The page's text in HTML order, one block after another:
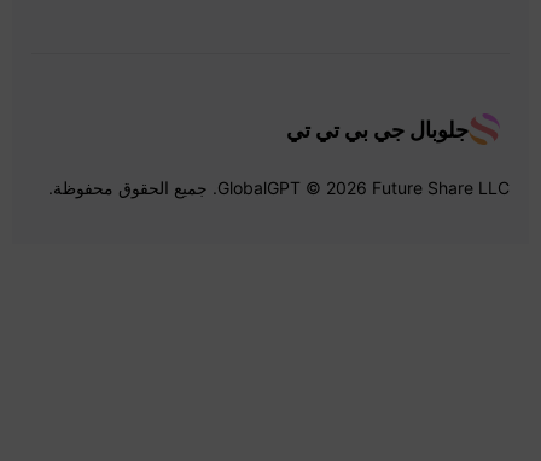
جلوبال جي بي تي تي
GlobalGPT © 2026 Future Share LLC. جميع الحقوق محفوظة.